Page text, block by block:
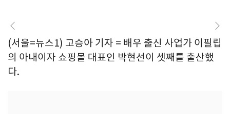
(서울=뉴스1) 고승아 기자 = 배우 출신 사업가 이필립
의 아내이자 쇼핑몰 대표인 박현선이 셋째를 출산했
다.